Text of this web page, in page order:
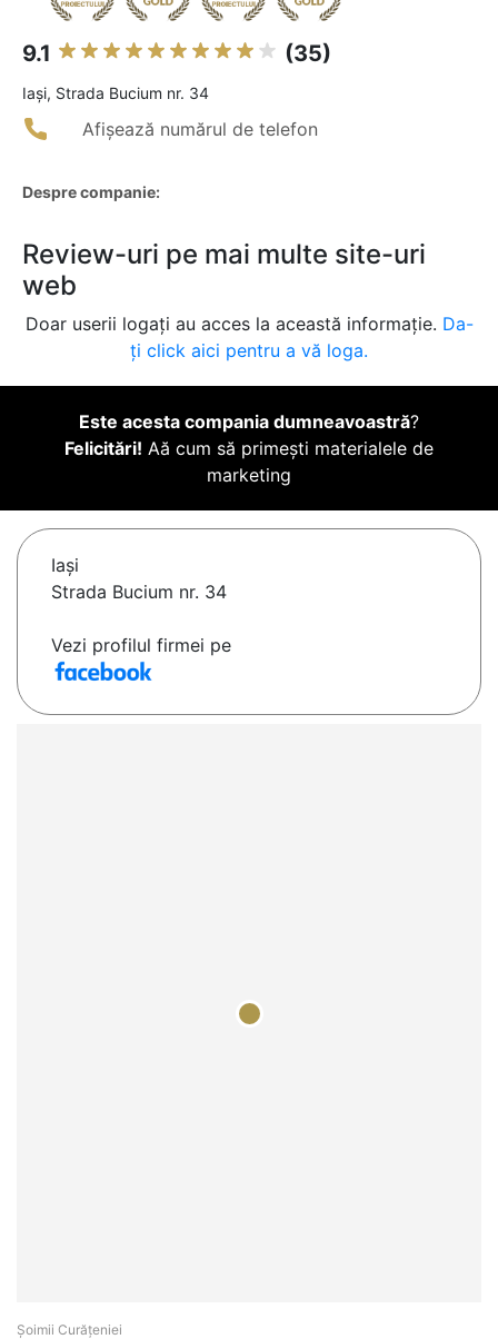
9.1 (35)
Iaşi, Strada Bucium nr. 34
Afișează numărul de telefon
Despre companie:
Review-uri pe mai multe site-uri
web
Doar userii logați au acces la această informație. Da-
ți click aici pentru a vă loga.
Este acesta compania dumneavoastră?
Felicitări! Aă cum să primești materialele de
marketing
Iaşi
Strada Bucium nr. 34
Vezi profilul firmei pe
Șoimii Curățeniei